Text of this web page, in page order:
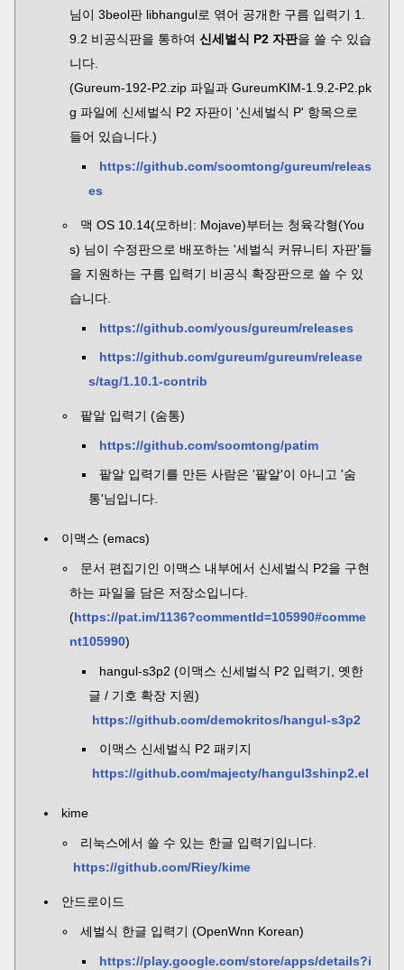
님이 3beol판 libhangul로 엮어 공개한 구름 입력기 1.
9.2 비공식판을 통하여 신세벌식 P2 자판을 쓸 수 있습
니다.
(Gureum-192-P2.zip 파일과 GureumKIM-1.9.2-P2.pk
g 파일에 신세벌식 P2 자판이 '신세벌식 P' 항목으로
들어 있습니다.)
https://github.com/soomtong/gureum/releas
es
맥 OS 10.14(모하비: Mojave)부터는 청육각형(You
s) 님이 수정판으로 배포하는 '세벌식 커뮤니티 자판'들
을 지원하는 구름 입력기 비공식 확장판으로 쓸 수 있
습니다.
https://github.com/yous/gureum/releases
https://github.com/gureum/gureum/release
s/tag/1.10.1-contrib
팥알 입력기 (숨통)
https://github.com/soomtong/patim
팥알 입력기를 만든 사람은 '팥알'이 아니고 '숨
통'님입니다.
이맥스 (emacs)
문서 편집기인 이맥스 내부에서 신세벌식 P2을 구현
하는 파일을 담은 저장소입니다.
(https://pat.im/1136?commentId=105990#comme
nt105990)
hangul-s3p2 (이맥스 신세벌식 P2 입력기, 옛한
글 / 기호 확장 지원)
https://github.com/demokritos/hangul-s3p2
이맥스 신세벌식 P2 패키지
https://github.com/majecty/hangul3shinp2.el
kime
리눅스에서 쓸 수 있는 한글 입력기입니다.
https://github.com/Riey/kime
안드로이드
세벌식 한글 입력기 (OpenWnn Korean)
https://play.google.com/store/apps/details?i